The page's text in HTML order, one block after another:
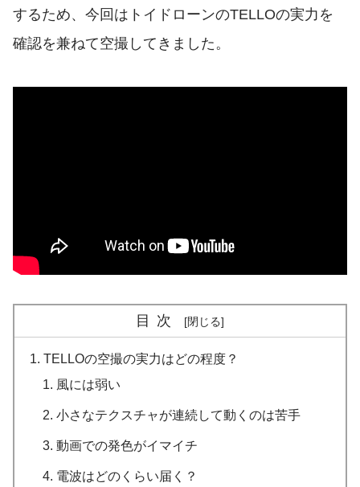
するため、今回はトイドローンのTELLOの実力を
確認を兼ねて空撮してきました。
目次
TELLOの空撮の実力はどの程度？
風には弱い
小さなテクスチャが連続して動くのは苦手
動画での発色がイマイチ
電波はどのくらい届く？